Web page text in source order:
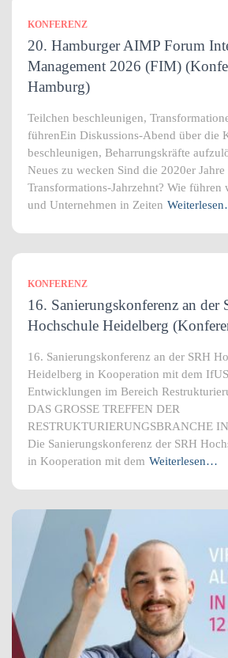
KONFERENZ
20. Hamburger AIMP Forum
Management 2026 (FIM)
Hamburg)
Teilchen beschleunigen,
führenEin Diskussions-Abend über die
beschleunigen, Beharrungskräfte
Neues zu wecken Sind die 2020er Jahre
Transformations-Jahrzehnt? Wie führen
und Unternehmen in Zeiten
KONFERENZ
16. Sanierungskonferenz an der
Hochschule Heidelberg
16. Sanierungskonferenz an der SRH
Heidelberg in Kooperation mit dem
Entwicklungen im Bereich
DAS GROSSE TREFFEN DER
RESTRUKTURIERUNGSBRANCHE
Die Sanierungskonferenz der SRH
in Kooperation mit dem Weiterlesen…